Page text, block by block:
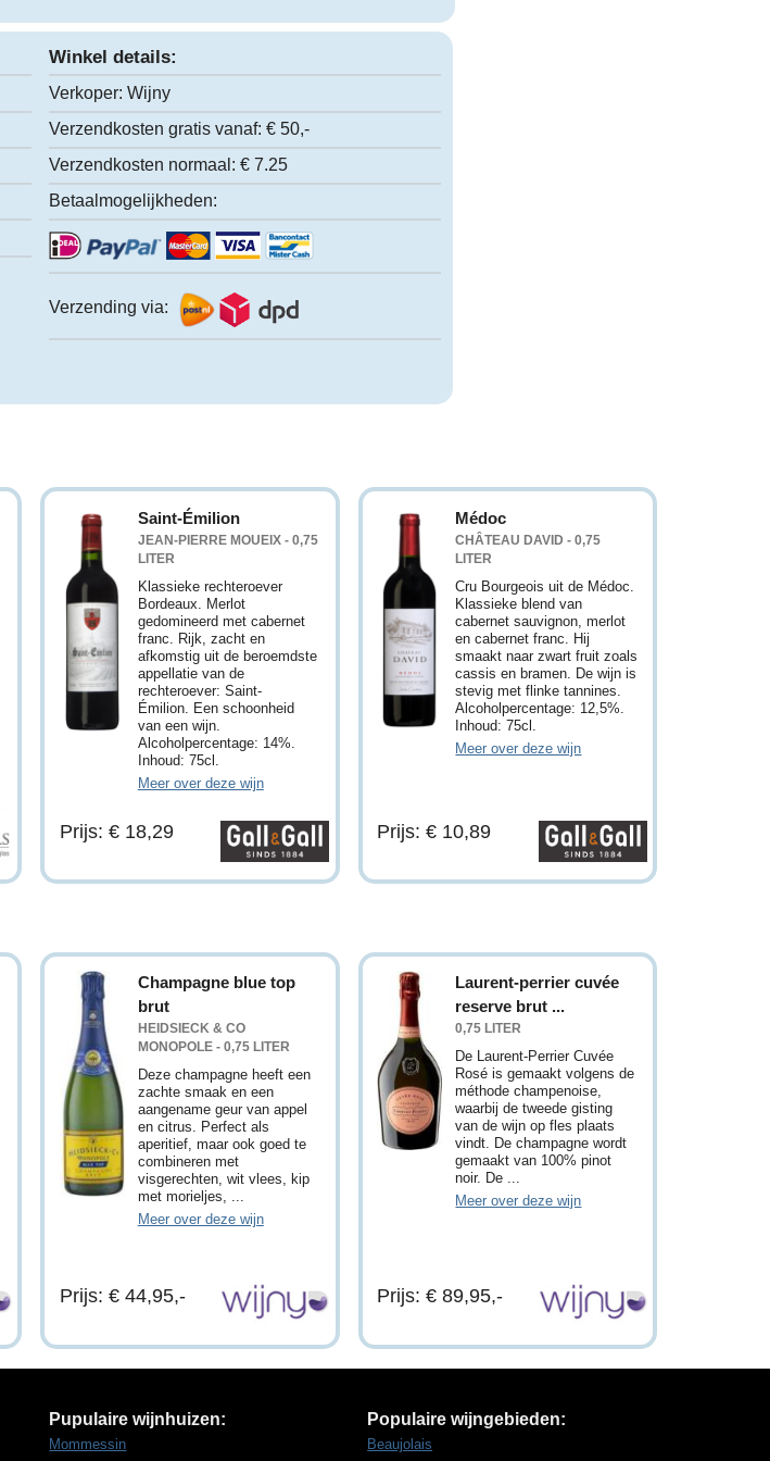
Winkel details:
Verkoper: Wijny
Verzendkosten gratis vanaf: € 50,-
Verzendkosten normaal: € 7.25
Betaalmogelijkheden:
Verzending via:
Saint-Émilion
JEAN-PIERRE MOUEIX - 0,75
LITER
Klassieke rechteroever
Bordeaux. Merlot
gedomineerd met cabernet
franc. Rijk, zacht en
afkomstig uit de beroemdste
appellatie van de
rechteroever: Saint-
Émilion. Een schoonheid
van een wijn.
Alcoholpercentage: 14%.
Inhoud: 75cl.
Meer over deze wijn
Prijs: € 18,29
Médoc
CHÂTEAU DAVID - 0,75
LITER
Cru Bourgeois uit de Médoc.
Klassieke blend van
cabernet sauvignon, merlot
en cabernet franc. Hij
smaakt naar zwart fruit zoals
cassis en bramen. De wijn is
stevig met flinke tannines.
Alcoholpercentage: 12,5%.
Inhoud: 75cl.
Meer over deze wijn
Prijs: € 10,89
Champagne blue top
brut
HEIDSIECK & CO
MONOPOLE - 0,75 LITER
Deze champagne heeft een
zachte smaak en een
aangename geur van appel
en citrus. Perfect als
aperitief, maar ook goed te
combineren met
visgerechten, wit vlees, kip
met morieljes, ...
Meer over deze wijn
Prijs: € 44,95,-
Laurent-perrier cuvée
reserve brut ...
0,75 LITER
De Laurent-Perrier Cuvée
Rosé is gemaakt volgens de
méthode champenoise,
waarbij de tweede gisting
van de wijn op fles plaats
vindt. De champagne wordt
gemaakt van 100% pinot
noir. De ...
Meer over deze wijn
Prijs: € 89,95,-
Pupulaire wijnhuizen:
Mommessin
Populaire wijngebieden:
Beaujolais